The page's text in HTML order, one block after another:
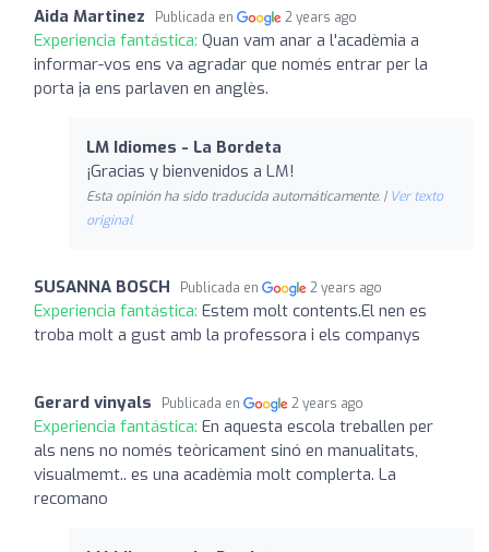
Aida Martinez Publicada en 2 years ago
Experiencia fantástica: Quan vam anar a l'acadèmia a
informar-vos ens va agradar que només entrar per la
porta ja ens parlaven en anglès.
LM Idiomes - La Bordeta
¡Gracias y bienvenidos a LM!
Esta opinión ha sido traducida automáticamente. | Ver texto
original
SUSANNA BOSCH Publicada en 2 years ago
Experiencia fantástica: Estem molt contents.El nen es
troba molt a gust amb la professora i els companys
Gerard vinyals Publicada en 2 years ago
Experiencia fantástica: En aquesta escola treballen per
als nens no només teòricament sinó en manualitats,
visualmemt.. es una acadèmia molt complerta. La
recomano